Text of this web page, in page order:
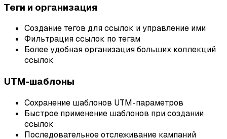
Теги и организация
Создание тегов для ссылок и управление ими
Фильтрация ссылок по тегам
Более удобная организация больших коллекций
ссылок
UTM-шаблоны
Сохранение шаблонов UTM-параметров
Быстрое применение шаблонов при создании
ссылок
Последовательное отслеживание кампаний